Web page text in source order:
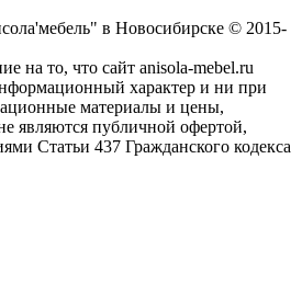
в Новосибирске © 2015-
на то, что сайт anisola-mebel.ru
характер и ни при
материалы и цены,
являются публичной офертой,
Статьи 437 Гражданского кодекса